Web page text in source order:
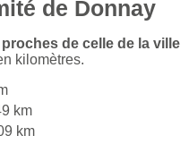
de Donnay
de celle de la ville
kilomètres.
km
km